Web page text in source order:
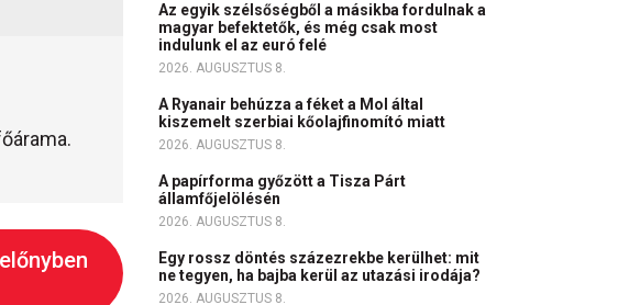
Az egyik szélsőségből a másikba fordulnak a
magyar befektetők, és még csak most
indulunk el az euró felé
2026. AUGUSZTUS 8.
A Ryanair behúzza a féket a Mol által
kiszemelt szerbiai kőolajfinomító miatt
2026. AUGUSZTUS 8.
A papírforma győzött a Tisza Párt
államfőjelölésén
2026. AUGUSZTUS 8.
Egy rossz döntés százezrekbe kerülhet: mit
ne tegyen, ha bajba kerül az utazási irodája?
2026. AUGUSZTUS 8.